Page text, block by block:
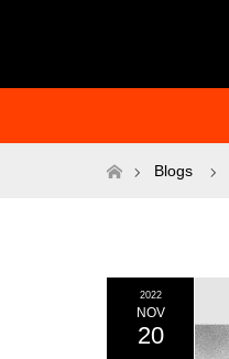
ホームBlogs
2022
NOV
20